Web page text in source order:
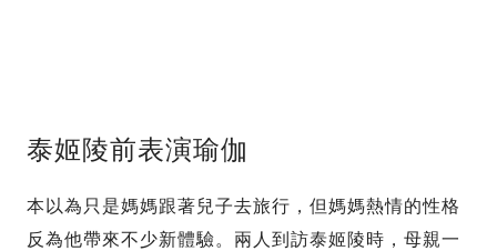
泰姬陵前表演瑜伽
本以為只是媽媽跟著兒子去旅行，但媽媽熱情的性格
反為他帶來不少新體驗。兩人到訪泰姬陵時，母親一